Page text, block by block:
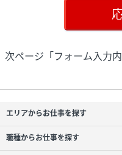
次ページ「フォーム入力
エリアからお仕事を探す
職種からお仕事を探す